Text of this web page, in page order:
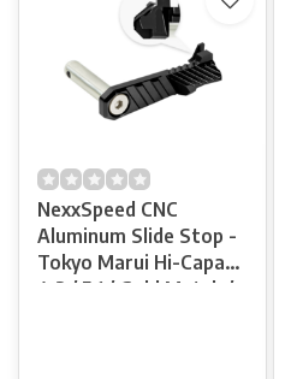
NexxSpeed CNC
Aluminum Slide Stop -
Tokyo Marui Hi-Capa
4.3 / 5.1 / Gold Match /